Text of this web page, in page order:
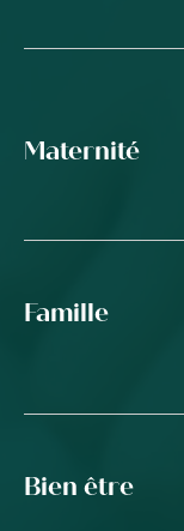
Maternité
Famille
Bien être